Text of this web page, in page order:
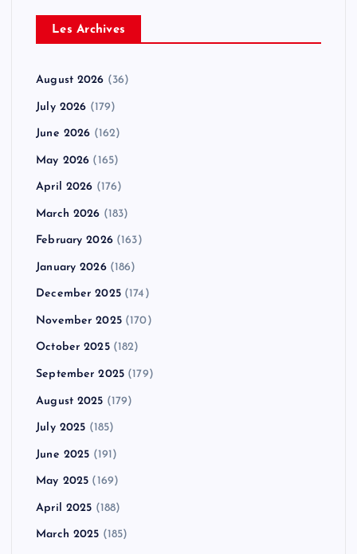
Les Archives
August 2026 (36)
July 2026 (179)
June 2026 (162)
May 2026 (165)
April 2026 (176)
March 2026 (183)
February 2026(163)
January 2026(186)
December 2025(174)
November 2025(170)
October 2025(182)
September 2025 (179)
August 2025 (179)
July 2025 (185)
June 2025 (191)
May 2025 (169)
April 2025 (188)
March 2025 (185)